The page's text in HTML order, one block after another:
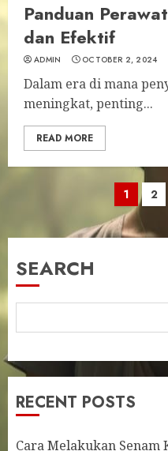
Panduan
dan Efektif
ADMIN OCTOBER 2, 2024
Dalam era di mana
meningkat, penting...
READ MORE
1 2
SEARCH
RECENT POSTS
Cara Melakukan Senam